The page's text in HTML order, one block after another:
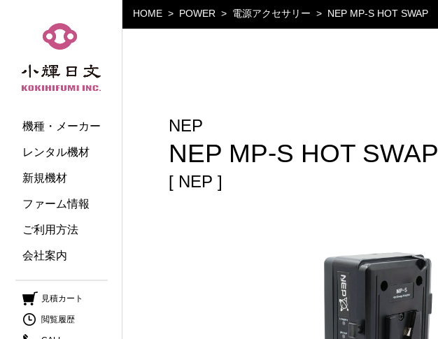
小輝日文
機種・メーカー
レンタル機材
新規機材
ファーム情報
ご利用方法
会社案内
見積カート
閲覧履歴
HOME POWER 電源アクセサリー NEP MP-S HOT SWAP
NEP
NEP MP-S HOT SWAP
[ NEP ]